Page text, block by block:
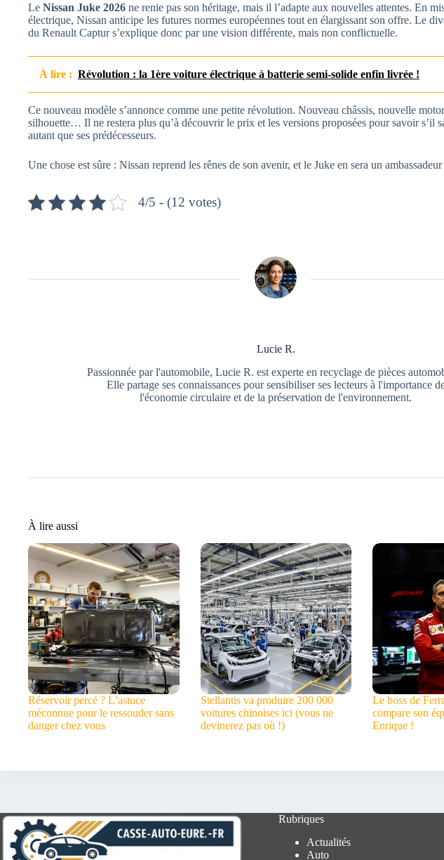
Le Nissan Juke 2026 ne renie pas son héritage, mais il l’adapte aux nouvelles attentes. En
électrique, Nissan anticipe les futures normes européennes tout en élargissant son offre. Le
du Renault Captur s’explique donc par une vision différente, mais non conflictuelle.
À lire : Révolution : la 1ère voiture électrique à batterie semi-solide enfin livrée !
Ce nouveau modèle s’annonce comme une petite révolution. Nouveau châssis, nouvelle
silhouette… Il ne restera plus qu’à découvrir le prix et les versions proposées pour savoir s’il
autant que ses prédécesseurs.
Une chose est sûre : Nissan reprend les rênes de son avenir, et le Juke en sera un
4/5 - (12 votes)
Lucie R.
Passionnée par l'automobile, Lucie R. est experte en recyclage de pièces
Elle partage ses connaissances pour sensibiliser ses lecteurs à l'importance
l'économie circulaire et de la préservation de l'environnement.
À lire aussi
Réservoir percé ? L’astuce
méconnue pour le ressouder sans
danger chez vous
Stellantis va produire 200 000
voitures chinoises ici (vous ne
devinerez pas où !)
Le boss de
compare son
Enrique !
Rubriques
Actualités
Auto